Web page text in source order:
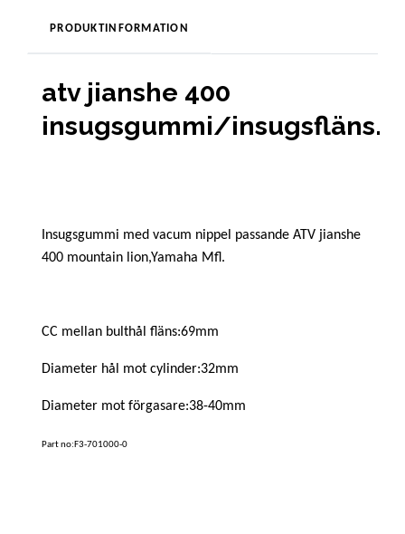
PRODUKTINFORMATION
atv jianshe 400
insugsgummi/insugsfläns.
Insugsgummi med vacum nippel passande ATV jianshe
400 mountain lion,Yamaha Mfl.
CC mellan bulthål fläns:69mm
Diameter hål mot cylinder:32mm
Diameter mot förgasare:38-40mm
Part no:F3-701000-0